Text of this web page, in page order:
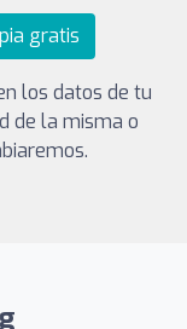
gratis
los datos de tu
de la misma o